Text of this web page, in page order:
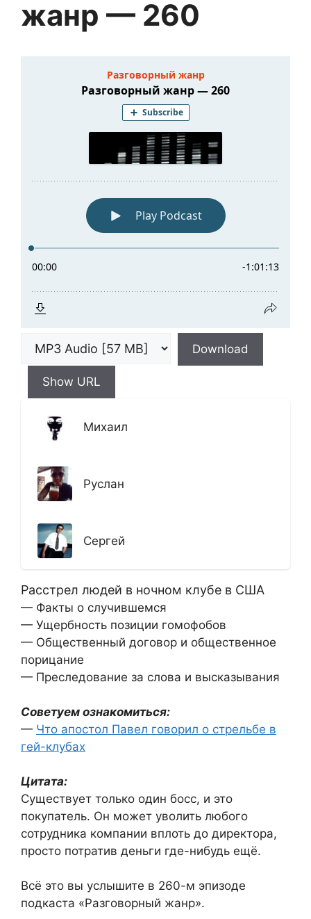
жанр — 260
Download
Show URL
Михаил
Руслан
Сергей
Расстрел людей в ночном клубе в США
— Факты о случившемся
— Ущербность позиции гомофобов
— Общественный договор и общественное
порицание
— Преследование за слова и высказывания
Советуем ознакомиться:
— Что апостол Павел говорил о стрельбе в
гей-клубах
Цитата:
Существует только один босс, и это
покупатель. Он может уволить любого
сотрудника компании вплоть до директора,
просто потратив деньги где-нибудь ещё.
Всё это вы услышите в 260-м эпизоде
подкаста «Разговорный жанр».